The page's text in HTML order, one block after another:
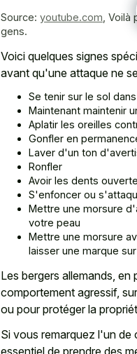
Source: youtube.com Voilà
gens.
Voici quelques signes
avant qu'une attaque ne
Se tenir sur le sol
Maintenant maintenir
Aplatir les oreilles
Gonfler en
Laver d'un ton
Ronfler
Avoir les dents
S'enfoncer ou
Mettre une morsure
votre peau
Mettre une morsure
laisser une marque
Les bergers allemands,
comportement agressif,
ou pour protéger la
Si vous remarquez l'un de